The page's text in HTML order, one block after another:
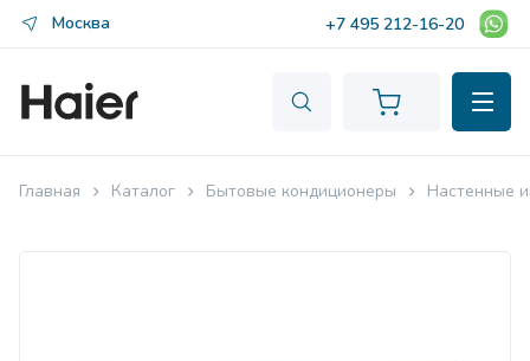
Москва +7 495 212-16-20
Главная Каталог Бытовые кондиционеры Настенные